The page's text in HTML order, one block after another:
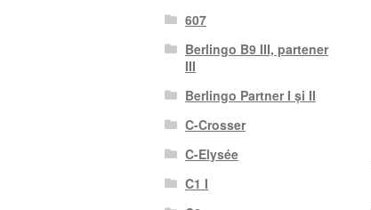
607
Berlingo B9 III, partener
III
Berlingo Partner I și II
C-Crosser
C-Elysée
C1 I